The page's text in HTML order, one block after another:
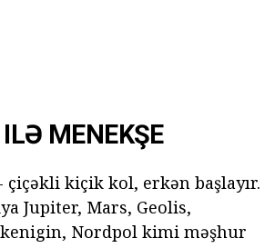
MENEKŞE
çiçəkli kiçik kol, erkən başlayır.
Jupiter, Mars, Geolis,
Nordpol kimi məşhur